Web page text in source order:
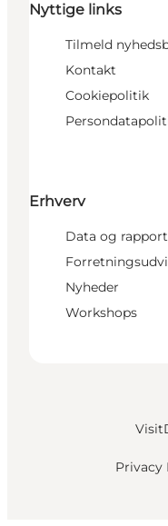
Nyttige links
Tilmeld
Kontakt
Cookiepolitik
Erhverv
Data og
Nyheder
Workshops
Privacy